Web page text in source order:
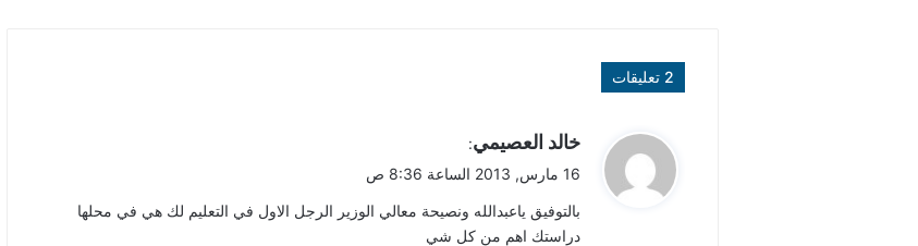
‫2 تعليقات
ي
ق
ل
خالد العصيمي:
16 مارس, 2013 الساعة 8:36 ص
بالتوفيق ياعبدالله ونصيحة معالي الوزير الرجل الاول في التعليم لك هي في محلها
دراستك اهم من كل شي